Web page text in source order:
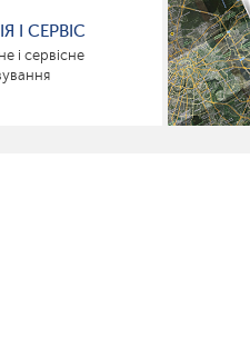
І СЕРВІС
і сервісне